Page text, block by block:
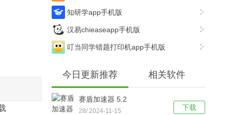
知研学app手机版
汉易chieaseapp手机版
叮当同学错题打印机app手机版
今日更新推荐 相关软件
下载
赛盾加速器 5.2
28/ 2024-11-15